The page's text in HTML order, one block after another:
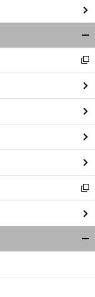
閉
る
新
し
い
ウ
ィ
ン
ド
ウ
で
開
く
新
し
い
ウ
ィ
ン
ウ